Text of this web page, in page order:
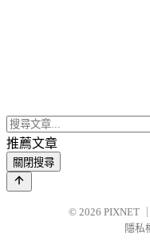
推薦文章
關閉搜尋
© 2026 PIXNET
隱私